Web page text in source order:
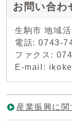
お問い合わ
生駒市 地域
電話: 0743-
ファクス:
E-mail:
産業振興に